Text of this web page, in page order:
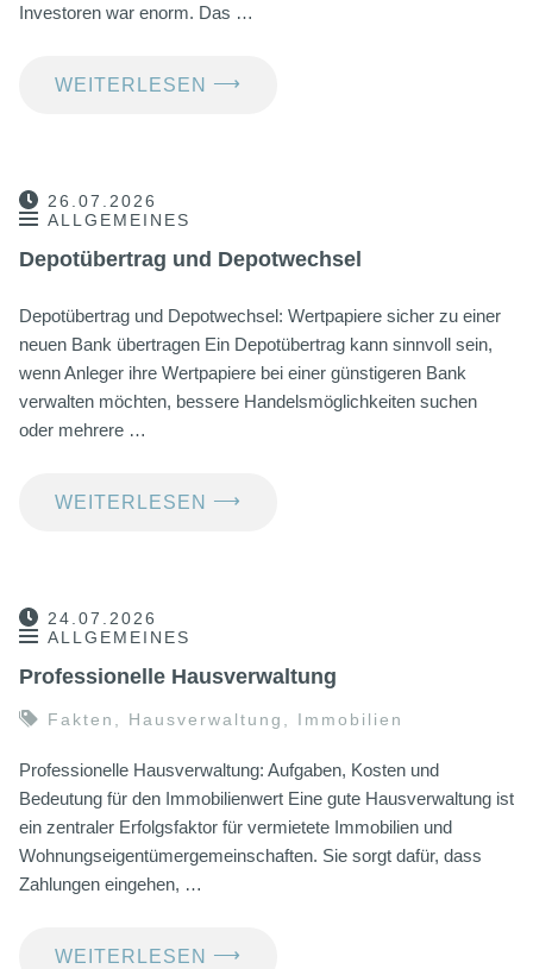
Investoren war enorm. Das …
WEITERLESEN ⟶
26.07.2026
ALLGEMEINES
Depotübertrag und Depotwechsel
Depotübertrag und Depotwechsel: Wertpapiere sicher zu einer
neuen Bank übertragen Ein Depotübertrag kann sinnvoll sein,
wenn Anleger ihre Wertpapiere bei einer günstigeren Bank
verwalten möchten, bessere Handelsmöglichkeiten suchen
oder mehrere …
WEITERLESEN ⟶
24.07.2026
ALLGEMEINES
Professionelle Hausverwaltung
Fakten Hausverwaltung Immobilien
Professionelle Hausverwaltung: Aufgaben, Kosten und
Bedeutung für den Immobilienwert Eine gute Hausverwaltung ist
ein zentraler Erfolgsfaktor für vermietete Immobilien und
Wohnungseigentümergemeinschaften. Sie sorgt dafür, dass
Zahlungen eingehen, …
WEITERLESEN ⟶